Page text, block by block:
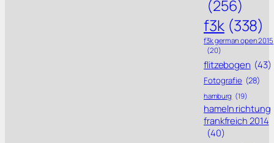
(256)
f3k (338)
f3k german open 2015
(20)
flitzebogen (43)
Fotografie (28)
hamburg (19)
hameln richtung
frankfreich 2014
(40)